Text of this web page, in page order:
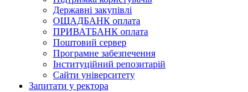
Державні закупівлі
ОЩАДБАНК оплата
ПРИВАТБАНК оплата
Поштовий сервер
Програмне забезпечення
Інституційний репозитарій
Сайти університету
Запитати у ректора